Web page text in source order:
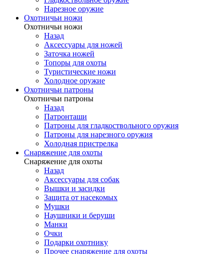
Нарезное оружие
Охотничьи ножи
Охотничьи ножи
Назад
Аксессуары для ножей
Заточка ножей
Топоры для охоты
Туристические ножи
Холодное оружие
Охотничьи патроны
Охотничьи патроны
Назад
Патронташи
Патроны для гладкоствольного оружия
Патроны для нарезного оружия
Холодная пристрелка
Снаряжение для охоты
Снаряжение для охоты
Назад
Аксессуары для собак
Вышки и засидки
Защита от насекомых
Мушки
Наушники и беруши
Манки
Очки
Подарки охотнику
Прочее снаряжение для охоты